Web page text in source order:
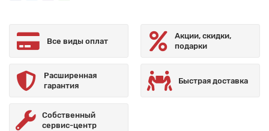
Все виды оплат
Акции, скидки,
подарки
Расширенная
гарантия
Быстрая доставка
Собственный
сервис-центр